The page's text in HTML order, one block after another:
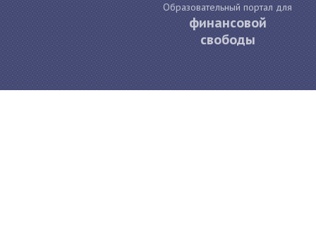
Образовательный портал для
финансовой
свободы